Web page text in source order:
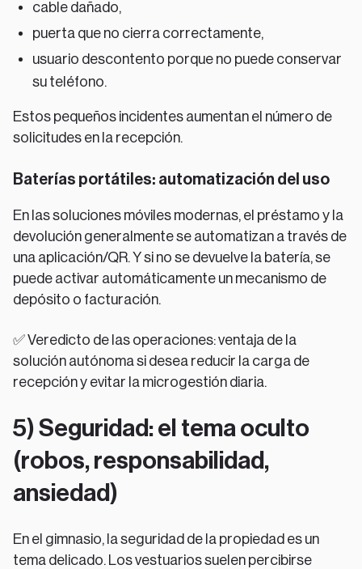
cable dañado,
puerta que no cierra correctamente,
usuario descontento porque no puede conservar
su teléfono.
Estos pequeños incidentes aumentan el número de
solicitudes en la recepción.
Baterías portátiles: automatización del uso
En las soluciones móviles modernas, el préstamo y la
devolución generalmente se automatizan a través de
una aplicación/QR. Y si no se devuelve la batería, se
puede activar automáticamente un mecanismo de
depósito o facturación.
✅ Veredicto de las operaciones: ventaja de la
solución autónoma si desea reducir la carga de
recepción y evitar la microgestión diaria.
5) Seguridad: el tema oculto
(robos, responsabilidad,
ansiedad)
En el gimnasio, la seguridad de la propiedad es un
tema delicado. Los vestuarios suelen percibirse